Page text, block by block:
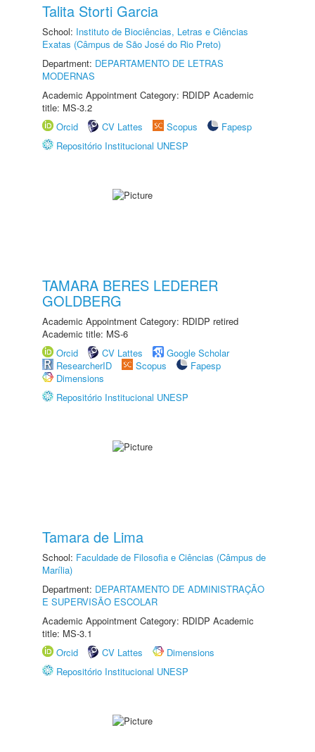
Talita Storti Garcia
School: Instituto de Biociências, Letras e Ciências
Exatas (Câmpus de São José do Rio Preto)
Department: DEPARTAMENTO DE LETRAS
MODERNAS
Academic Appointment Category: RDIDP Academic
title: MS-3.2
Orcid
CV Lattes Scopus
Fapesp
Repositório Institucional UNESP
TAMARA BERES LEDERER
GOLDBERG
Academic Appointment Category: RDIDP retired
Academic title: MS-6
Orcid
CV Lattes
Google Scholar
ResearcherID
Scopus
Fapesp
Dimensions
Repositório Institucional UNESP
Tamara de Lima
School: Faculdade de Filosofia e Ciências (Câmpus de
Marília)
Department: DEPARTAMENTO DE ADMINISTRAÇÃO
E SUPERVISÃO ESCOLAR
Academic Appointment Category: RDIDP Academic
title: MS-3.1
Orcid
CV Lattes
Dimensions
Repositório Institucional UNESP